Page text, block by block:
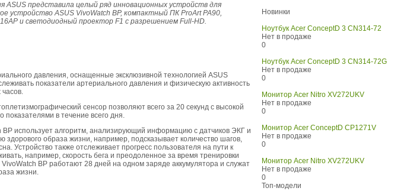
ASUS представила целый ряд инновационных устройств для
устройство ASUS VivoWatch BP, компактный ПК ProArt PA90,
и светодиодный проектор F1 с разрешением Full-HD.
давления, оснащенные эксклюзивной технологией ASUS
показатели артериального давления и физическую активность
сенсор позволяют всего за 20 секунд с высокой
показателями в течение всего дня.
BP использует алгоритм, анализирующий информацию с датчиков ЭКГ и
образа жизни, например, подсказывает количество шагов,
Устройство также отслеживает прогресс пользователя на пути к
например, скорость бега и преодоленное за время тренировки
BP работают 28 дней на одном заряде аккумулятора и служат
жизни.
Новинки
Ноутбук Acer ConceptD 3 CN314-72
Нет в продаже
0
Ноутбук Acer ConceptD 3 CN314-72G
Нет в продаже
0
Монитор Acer Nitro XV272UKV
Нет в продаже
0
Монитор Acer ConceptD CP1271V
Нет в продаже
0
Монитор Acer Nitro XV272UKV
Нет в продаже
0
Топ-модели